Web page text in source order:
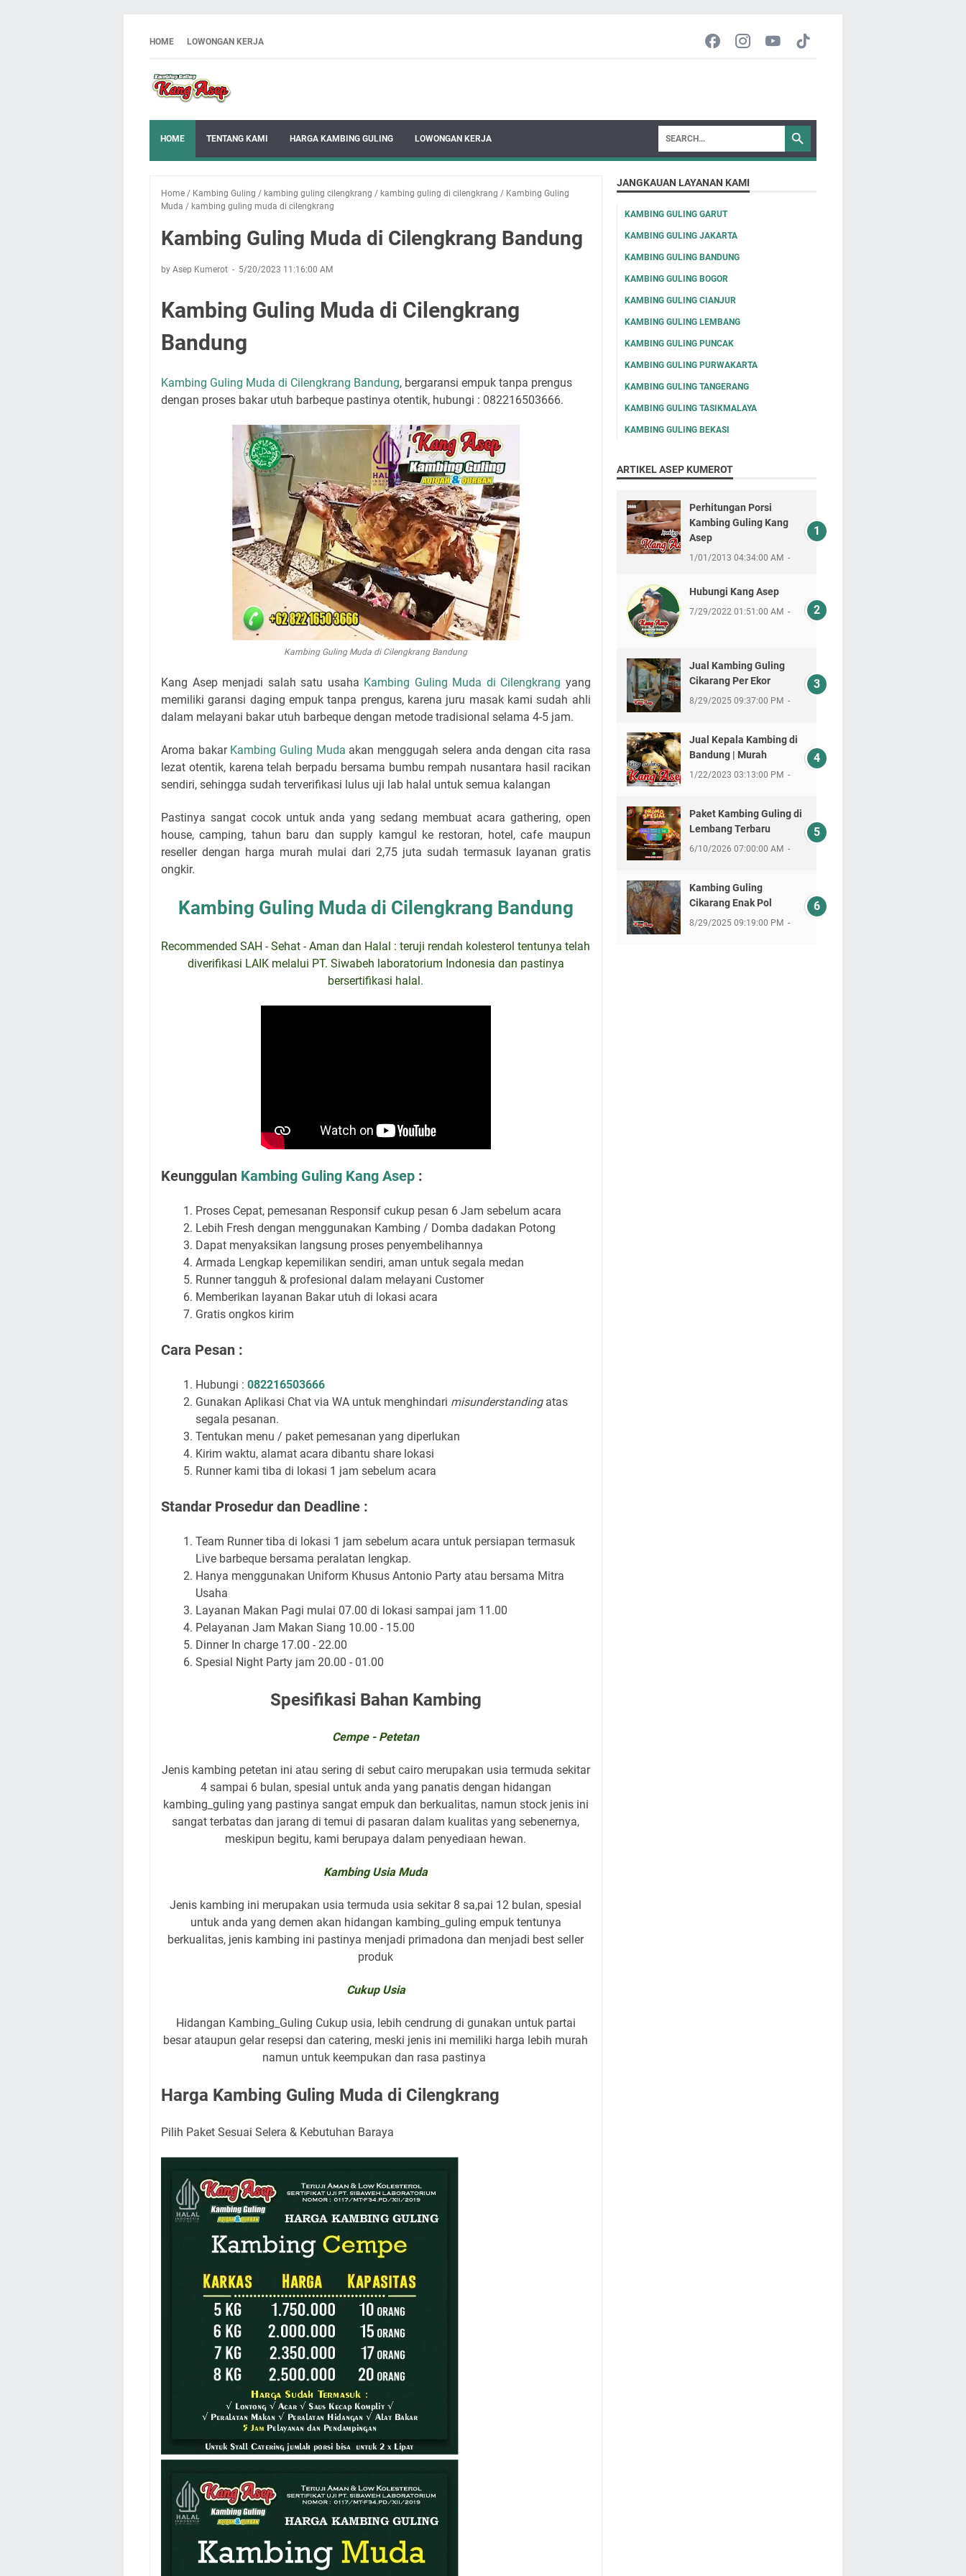
HOME LOWONGAN KERJA
HOME TENTANG KAMI HARGA KAMBING GULING LOWONGAN KERJA
Home / Kambing Guling / kambing guling cilengkrang / kambing guling di cilengkrang / Kambing Guling
Muda / kambing guling muda di cilengkrang
Kambing Guling Muda di Cilengkrang Bandung
by Asep Kumerot 5/20/2023 11:16:00 AM
Kambing Guling Muda di Cilengkrang
Bandung
Kambing Guling Muda di Cilengkrang Bandung, bergaransi empuk tanpa prengus
dengan proses bakar utuh barbeque pastinya otentik, hubungi : 082216503666.
Kambing Guling Muda di Cilengkrang Bandung
Kang Asep menjadi salah satu usaha Kambing Guling Muda di Cilengkrang yang
memiliki garansi daging empuk tanpa prengus, karena juru masak kami sudah ahli
dalam melayani bakar utuh barbeque dengan metode tradisional selama 4-5 jam.
Aroma bakar Kambing Guling Muda akan menggugah selera anda dengan cita rasa
lezat otentik, karena telah berpadu bersama bumbu rempah nusantara hasil racikan
sendiri, sehingga sudah terverifikasi lulus uji lab halal untuk semua kalangan
Pastinya sangat cocok untuk anda yang sedang membuat acara gathering, open
house, camping, tahun baru dan supply kamgul ke restoran, hotel, cafe maupun
reseller dengan harga murah mulai dari 2,75 juta sudah termasuk layanan gratis
ongkir.
Kambing Guling Muda di Cilengkrang Bandung
Recommended SAH - Sehat - Aman dan Halal : teruji rendah kolesterol tentunya telah
diverifikasi LAIK melalui PT. Siwabeh laboratorium Indonesia dan pastinya
bersertifikasi halal.
Keunggulan Kambing Guling Kang Asep :
Proses Cepat, pemesanan Responsif cukup pesan 6 Jam sebelum acara
Lebih Fresh dengan menggunakan Kambing / Domba dadakan Potong
Dapat menyaksikan langsung proses penyembelihannya
Armada Lengkap kepemilikan sendiri, aman untuk segala medan
Runner tangguh & profesional dalam melayani Customer
Memberikan layanan Bakar utuh di lokasi acara
Gratis ongkos kirim
Cara Pesan :
Hubungi : 082216503666
Gunakan Aplikasi Chat via WA untuk menghindari misunderstanding atas
segala pesanan.
Tentukan menu / paket pemesanan yang diperlukan
Kirim waktu, alamat acara dibantu share lokasi
Runner kami tiba di lokasi 1 jam sebelum acara
Standar Prosedur dan Deadline :
Team Runner tiba di lokasi 1 jam sebelum acara untuk persiapan termasuk
Live barbeque bersama peralatan lengkap.
Hanya menggunakan Uniform Khusus Antonio Party atau bersama Mitra
Usaha
Layanan Makan Pagi mulai 07.00 di lokasi sampai jam 11.00
Pelayanan Jam Makan Siang 10.00 - 15.00
Dinner In charge 17.00 - 22.00
Spesial Night Party jam 20.00 - 01.00
Spesifikasi Bahan Kambing
Cempe - Petetan
Jenis kambing petetan ini atau sering di sebut cairo merupakan usia termuda sekitar
4 sampai 6 bulan, spesial untuk anda yang panatis dengan hidangan
kambing_guling yang pastinya sangat empuk dan berkualitas, namun stock jenis ini
sangat terbatas dan jarang di temui di pasaran dalam kualitas yang sebenernya,
meskipun begitu, kami berupaya dalam penyediaan hewan.
Kambing Usia Muda
Jenis kambing ini merupakan usia termuda usia sekitar 8 sa,pai 12 bulan, spesial
untuk anda yang demen akan hidangan kambing_guling empuk tentunya
berkualitas, jenis kambing ini pastinya menjadi primadona dan menjadi best seller
produk
Cukup Usia
Hidangan Kambing_Guling Cukup usia, lebih cendrung di gunakan untuk partai
besar ataupun gelar resepsi dan catering, meski jenis ini memiliki harga lebih murah
namun untuk keempukan dan rasa pastinya
Harga Kambing Guling Muda di Cilengkrang
Pilih Paket Sesuai Selera & Kebutuhan Baraya
JANGKAUAN LAYANAN KAMI
KAMBING GULING GARUT
KAMBING GULING JAKARTA
KAMBING GULING BANDUNG
KAMBING GULING BOGOR
KAMBING GULING CIANJUR
KAMBING GULING LEMBANG
KAMBING GULING PUNCAK
KAMBING GULING PURWAKARTA
KAMBING GULING TANGERANG
KAMBING GULING TASIKMALAYA
KAMBING GULING BEKASI
ARTIKEL ASEP KUMEROT
Perhitungan Porsi
Kambing Guling Kang
Asep
1/01/2013 04:34:00 AM
Hubungi Kang Asep
7/29/2022 01:51:00 AM
Jual Kambing Guling
Cikarang Per Ekor
8/29/2025 09:37:00 PM
Jual Kepala Kambing di
Bandung | Murah
1/22/2023 03:13:00 PM
Paket Kambing Guling di
Lembang Terbaru
6/10/2026 07:00:00 AM
Kambing Guling
Cikarang Enak Pol
8/29/2025 09:19:00 PM